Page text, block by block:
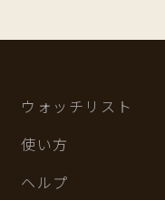
ウォッチリスト
使い方
ヘルプ